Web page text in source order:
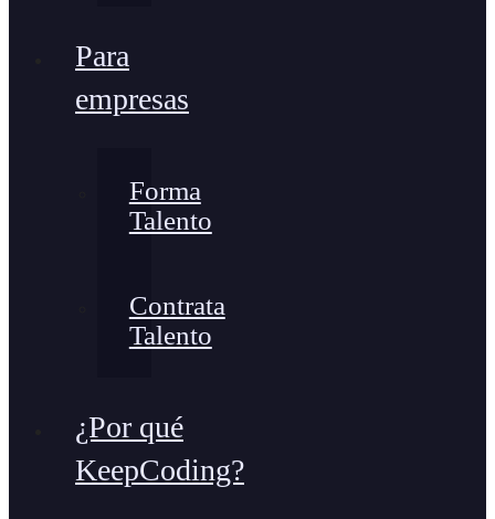
Para
empresas
Forma
Talento
Contrata
Talento
¿Por qué
KeepCoding?